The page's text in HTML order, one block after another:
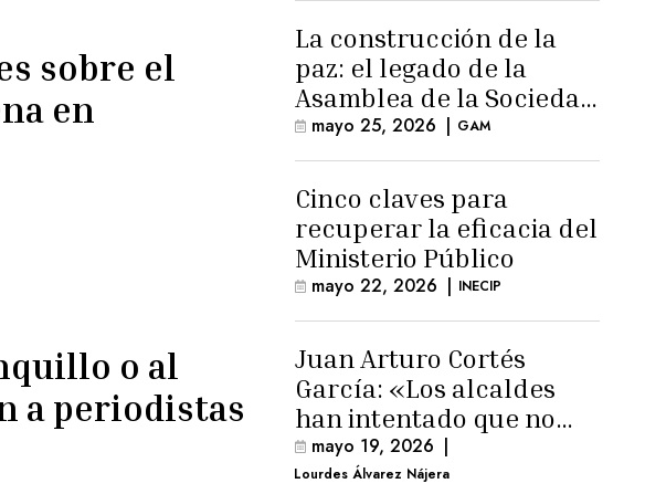
sobre el
en
o al
a periodistas
La construcción de la
paz: el legado de la
Asamblea de la Sociedad
Civil
mayo 25, 2026 | GAM
Cinco claves para
recuperar la eficacia del
Ministerio Público
mayo 22, 2026 | INECIP
Juan Arturo Cortés
García: «Los alcaldes
han intentado que no
exista el terreno
comunal»
mayo 19, 2026 |
Lourdes Álvarez Nájera